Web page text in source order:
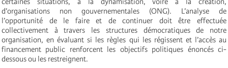
d’organisations non gouvernementales (ONG). L’analyse de
l’opportunité de le faire et de continuer doit être effectuée
collectivement à travers les structures démocratiques de notre
organisation, en évaluant si les règles qui les régissent et l’accès au
financement public renforcent les objectifs politiques énoncés ci-
dessous ou les restreignent.